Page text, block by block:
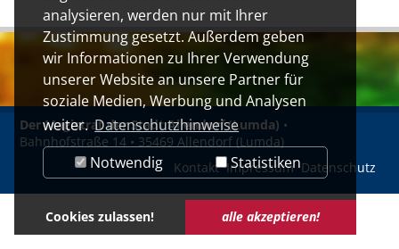
analysieren, werden nur mit Ihrer
Zustimmung gesetzt. Außerdem geben
wir Informationen zu Ihrer Verwendung
unserer Website an unsere Partner für
soziale Medien, Werbung und Analysen
weiter.Datenschutzhinweise
Notwendig
Statistiken
Cookies zulassen! alle akzeptieren!
Der Magistrat der Stadt Allendorf (Lumda) •
Bahnhofstraße 14 • 35469 Allendorf (Lumda)
Kontakt Impressum Datenschutz